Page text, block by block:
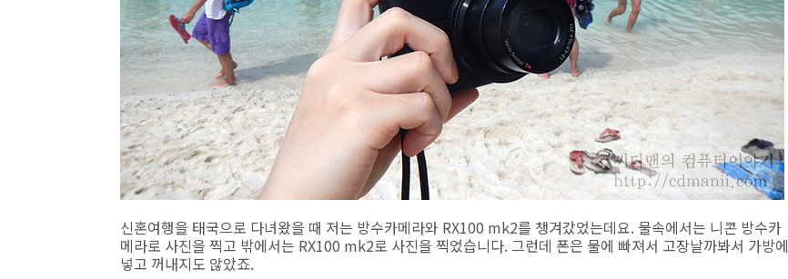
신혼여행을 태국으로 다녀왔을 때 저는 방수카메라와 RX100 mk2를 챙겨갔었는데요. 물속에서는 니콘 방수카
메라로 사진을 찍고 밖에서는 RX100 mk2로 사진을 찍었습니다. 그런데 폰은 물에 빠져서 고장날까봐서 가방에
넣고 꺼내지도 않았죠.